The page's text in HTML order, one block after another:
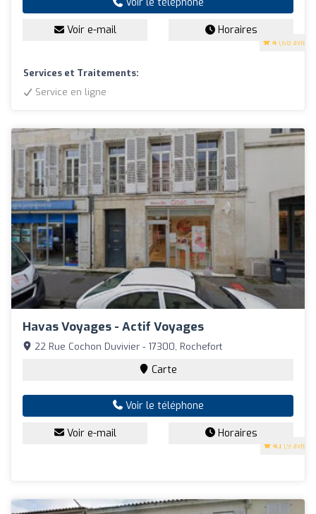
4 (68 avis)
Voir e-mail Horaires
Services et Traitements:
Service en ligne
Havas Voyages - Actif Voyages
4.1 (9 avis)
22 Rue Cochon Duvivier - 17300, Rochefort
Carte
Voir le téléphone
Voir e-mail Horaires